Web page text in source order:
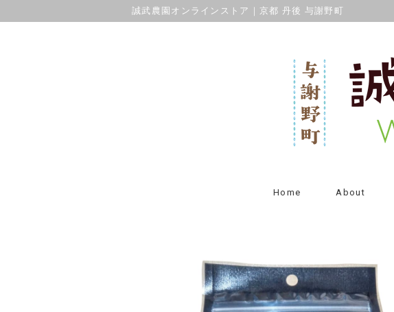
誠武農園オンラインストア｜京都 丹後 与謝野町
Home About